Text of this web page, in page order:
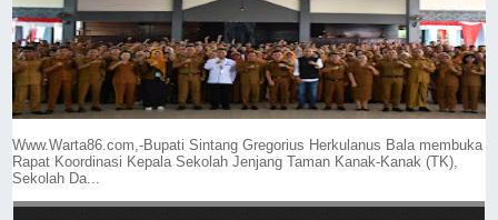
Www.Warta86.com,-Bupati Sintang Gregorius Herkulanus Bala membuka
Rapat Koordinasi Kepala Sekolah Jenjang Taman Kanak-Kanak (TK),
Sekolah Da...